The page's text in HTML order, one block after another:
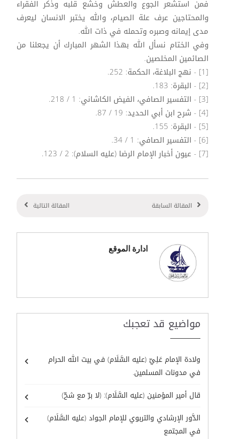
فمن استشعر الجوع والعطش وخشع قلبه وذكر الفقراء
والمحتاجين عرف علة الصيام، والله يختبر الانسان ليعرف
مدى إيمانه وصبره وتحمله في ذات الله.
وفي الختام نسأل الله بهذا الشهر المبارك أن يجعلنا من
الصائمين المخلصين.
[1] - نهج البلاغة، الحكمة: 252.
[2] - البقرة: 183.
[3] - التفسير الصافي، الفيض الكاشاني: 1 / 218.
[4] - شرح ابن أبي الحديد: 19 / 87.
[5] - البقرة: 155.
[6] - التفسير الصافي: 1 / 34.
[7] - عيون أخبار الإمام الرضا (عليه السلام): 2 / 123.
المقالة السابقة المقالة التالية
ادارة الموقع
مواضيع قد تعجبك
ولادة الإمام عَلِيّ (عليه السَّلَام) في بيت الله الحرام
في مدونات المسلمين.
قال أمير المؤمنين (عليه السَّلَام): (لا برّ مع شحّ)
الدَّور الإرشادي والتربوي للإمام الجواد (عليه السَّلَام)
في المجتمع